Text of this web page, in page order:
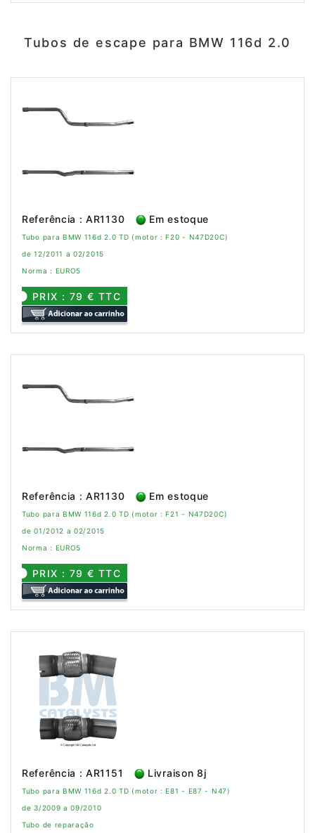
Tubos de escape para BMW 116d 2.0
Referência : AR1130 Em estoque
Tubo para BMW 116d 2.0 TD (motor : F20 - N47D20C)
de 12/2011 a 02/2015
Norma : EURO5
PRIX : 79 € TTC
Referência : AR1130 Em estoque
Tubo para BMW 116d 2.0 TD (motor : F21 - N47D20C)
de 01/2012 a 02/2015
Norma : EURO5
PRIX : 79 € TTC
Referência : AR1151 Livraison 8j
Tubo para BMW 116d 2.0 TD (motor : E81 - E87 - N47)
de 3/2009 a 09/2010
Tubo de reparação